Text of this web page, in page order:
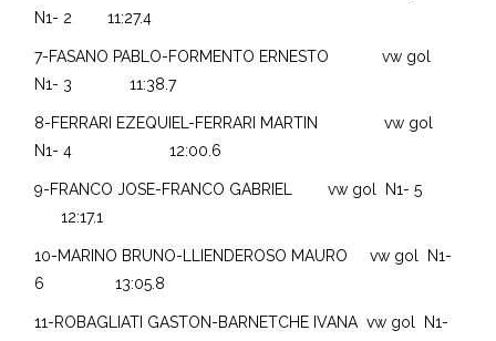
N1- 2 11:27.4
7-FASANO PABLO-FORMENTO ERNESTO vw gol
N1- 3 11:38.7
8-FERRARI EZEQUIEL-FERRARI MARTIN vw gol
N1- 4 12:00.6
9-FRANCO JOSE-FRANCO GABRIEL vw gol N1- 5
12:17.1
10-MARINO BRUNO-LLIENDEROSO MAURO vw gol N1-
6 13:05.8
11-ROBAGLIATI GASTON-BARNETCHE IVANA vw gol N1-